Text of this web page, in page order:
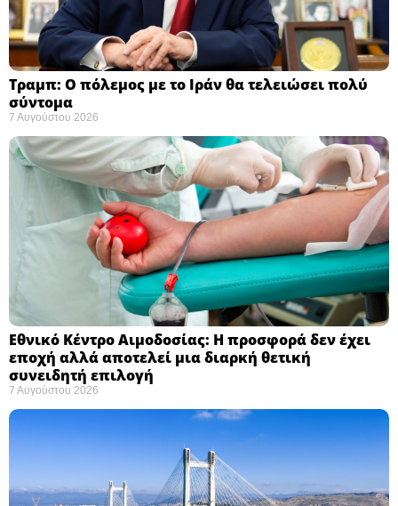
Τραμπ: Ο πόλεμος με το Ιράν θα τελειώσει πολύ
σύντομα ​
7 Αυγούστου 2026
Εθνικό Κέντρο Αιμοδοσίας: H προσφορά δεν έχει
εποχή αλλά αποτελεί μια διαρκή θετική
συνειδητή επιλογή ​
7 Αυγούστου 2026